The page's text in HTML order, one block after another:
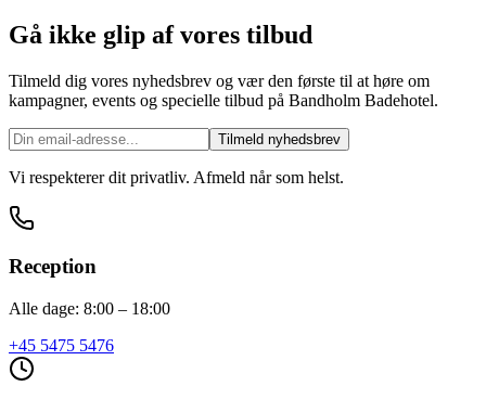
Gå ikke glip af vores tilbud
Tilmeld dig vores nyhedsbrev og vær den første til at høre om
kampagner, events og specielle tilbud på Bandholm Badehotel.
Tilmeld nyhedsbrev
Vi respekterer dit privatliv. Afmeld når som helst.
Reception
Alle dage: 8:00 – 18:00
+45 5475 5476